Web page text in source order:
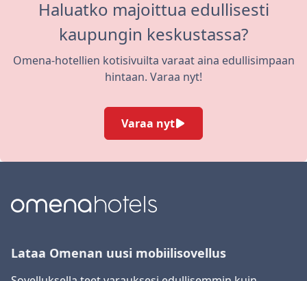
Haluatko majoittua edullisesti
kaupungin keskustassa?
Omena-hotellien kotisivuilta varaat aina edullisimpaan
hintaan. Varaa nyt!
Varaa nyt
Lataa Omenan uusi mobiilisovellus